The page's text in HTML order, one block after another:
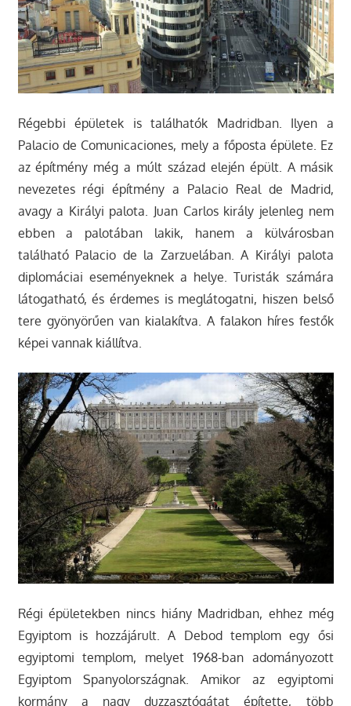
Régebbi épületek is találhatók Madridban. Ilyen a
Palacio de Comunicaciones, mely a főposta épülete. Ez
az építmény még a múlt század elején épült. A másik
nevezetes régi építmény a Palacio Real de Madrid,
avagy a Királyi palota. Juan Carlos király jelenleg nem
ebben a palotában lakik, hanem a külvárosban
található Palacio de la Zarzuelában. A Királyi palota
diplomáciai eseményeknek a helye. Turisták számára
látogatható, és érdemes is meglátogatni, hiszen belső
tere gyönyörűen van kialakítva. A falakon híres festők
képei vannak kiállítva.
Régi épületekben nincs hiány Madridban, ehhez még
Egyiptom is hozzájárult. A Debod templom egy ősi
egyiptomi templom, melyet 1968-ban adományozott
Egyiptom Spanyolországnak. Amikor az egyiptomi
kormány a nagy duzzasztógátat építette, több